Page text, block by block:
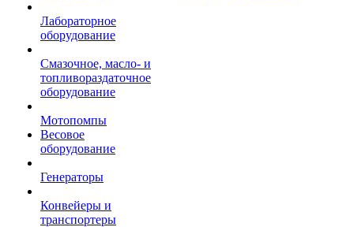
Лабораторное
оборудование
Смазочное, масло- и
топливораздаточное
оборудование
Мотопомпы
Весовое
оборудование
Генераторы
Конвейеры и
транспортеры